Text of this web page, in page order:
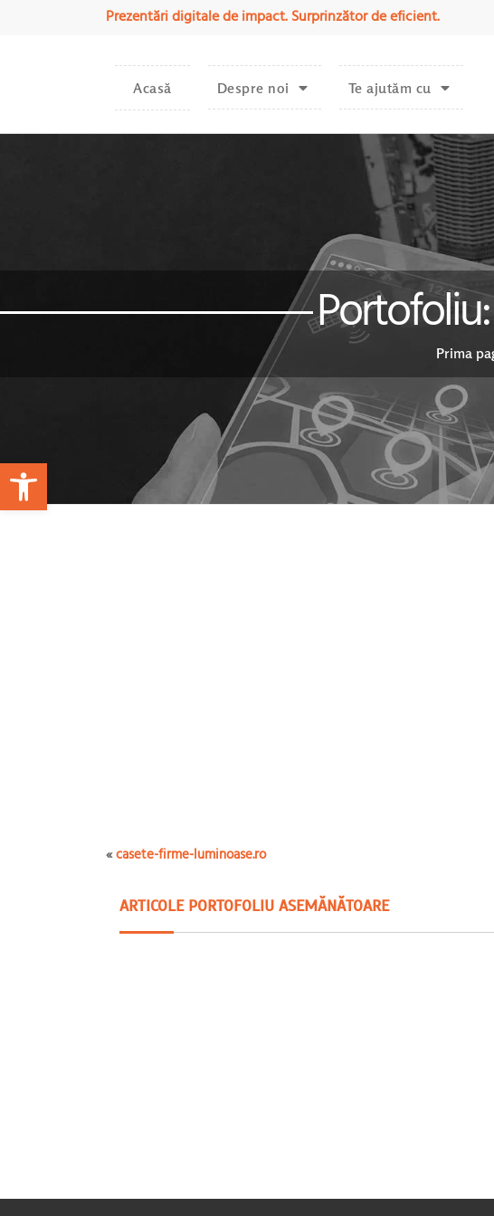
Prezentări digitale de impact. Surprinzător de eficient.
Acasă Despre noi Te ajutăm cu
Prima
«casete-firme-luminoase.ro
ARTICOLE PORTOFOLIU ASEMĂNĂTOARE
Open toolbar